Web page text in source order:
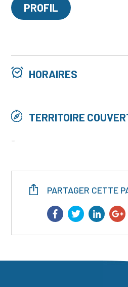
PROFIL
HORAIRES
TERRITOIRE
-
PARTAGER CETTE